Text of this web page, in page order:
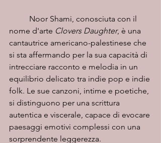
Noor Shami, conosciuta con il
nome d'arte Clovers Daughter, è una
cantautrice americano-palestinese che
si sta affermando per la sua capacità di
intrecciare racconto e melodia in un
equilibrio delicato tra indie pop e indie
folk. Le sue canzoni, intime e poetiche,
si distinguono per una scrittura
autentica e viscerale, capace di evocare
paesaggi emotivi complessi con una
sorprendente leggerezza.